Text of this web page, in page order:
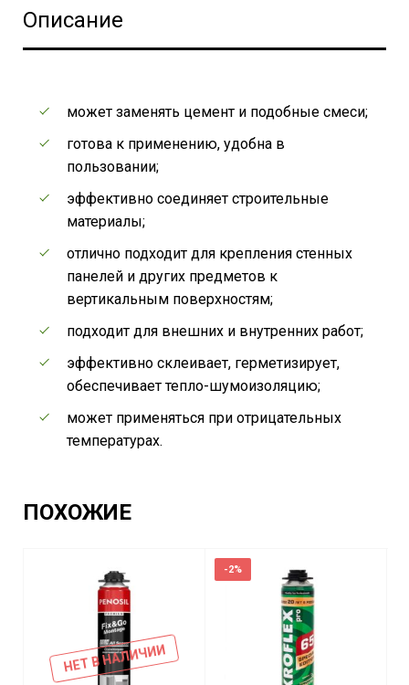
Описание
может заменять цемент и подобные смеси;
готова к применению, удобна в
пользовании;
эффективно соединяет строительные
материалы;
отлично подходит для крепления стенных
панелей и других предметов к
вертикальным поверхностям;
подходит для внешних и внутренних работ;
эффективно склеивает, герметизирует,
обеспечивает тепло-шумоизоляцию;
может применяться при отрицательных
температурах.
ПОХОЖИЕ
НЕТ В НАЛИЧИИ
-2%